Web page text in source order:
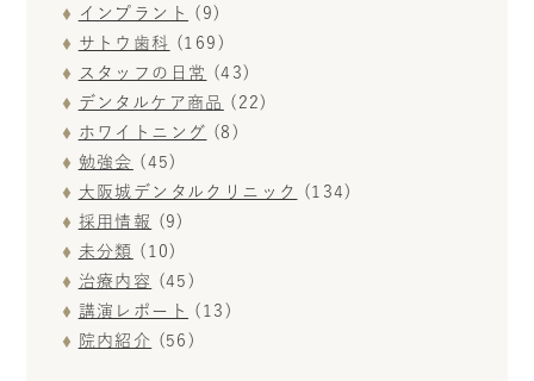
インプラント
(9)
サトウ歯科 (169)
スタッフの日常
(43)
デンタルケア商品
(22)
ホワイトニング (8)
勉強会 (45)
大阪城デンタルクリニック
(134)
採用情報
(9)
未分類 (10)
治療内容
(45)
講演レポート
(13)
院内紹介 (56)